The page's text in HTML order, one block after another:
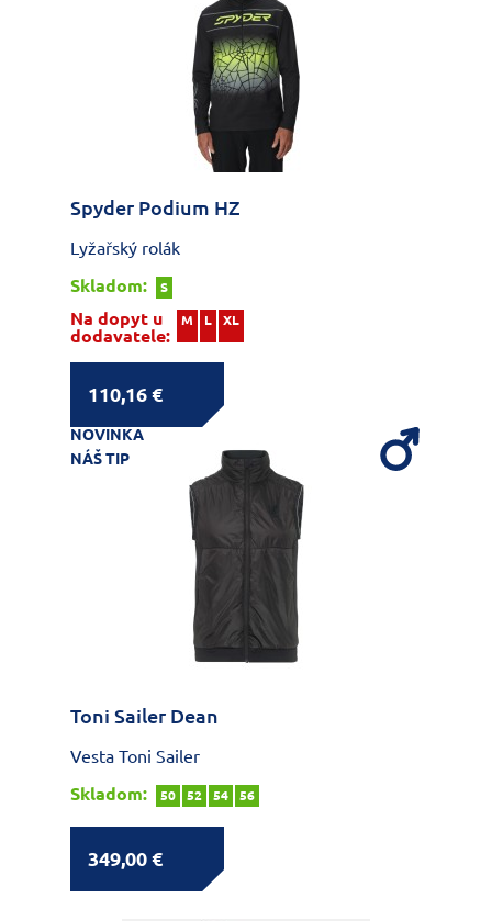
Spyder Podium HZ
Lyžařský rolák
Skladom:
S
Na dopyt u
dodavatele:
M L XL
110,16 €
NOVINKA
NÁŠ TIP
Toni Sailer Dean
Vesta Toni Sailer
Skladom:
50 52 54 56
349,00 €